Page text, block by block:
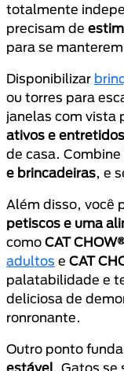
totalmente
precisam de
para se
Disponibilizar
ou torres para
janelas com vista
ativos e entretidos
de casa. Combine
e brincadeiras , e
Além disso, você
petiscos e uma
como CAT
adultos e CAT
palatabilidade e
deliciosa de
ronronante.
Outro ponto
estável . Gatos